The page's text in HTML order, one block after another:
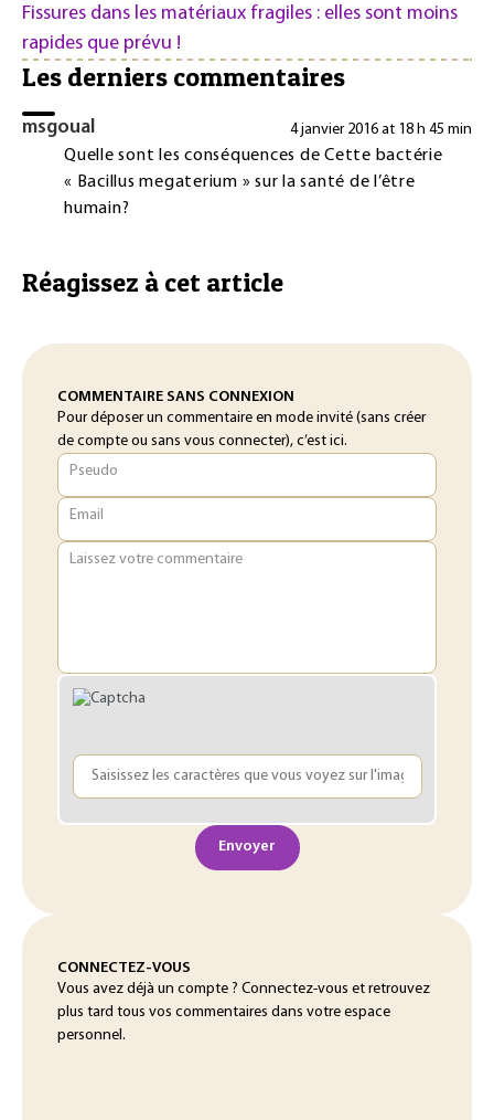
Fissures dans les matériaux fragiles : elles sont moins
rapides que prévu !
Les derniers commentaires
msgoual 4 janvier 2016 at 18 h 45 min
Quelle sont les conséquences de Cette bactérie
« Bacillus megaterium » sur la santé de l’être
humain?
Réagissez à cet article
COMMENTAIRE SANS CONNEXION
Pour déposer un commentaire en mode invité (sans créer
de compte ou sans vous connecter), c’est ici.
Pseudo
Email
Laissez votre commentaire
Envoyer
CONNECTEZ-VOUS
Vous avez déjà un compte ? Connectez-vous et retrouvez
plus tard tous vos commentaires dans votre espace
personnel.